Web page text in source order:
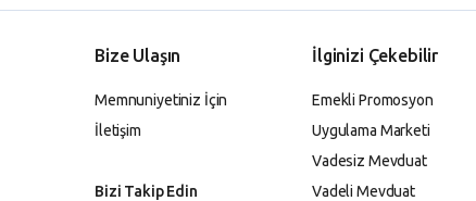
Bize Ulaşın
Memnuniyetiniz İçin
İletişim
Bizi Takip Edin
İlginizi Çekebilir
Emekli Promosyon
Uygulama Marketi
Vadesiz Mevduat
Vadeli Mevduat